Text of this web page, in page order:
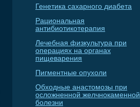
Генетика сахарного диабета
Рациональная
антибиотикотерапия
Лечебная физкультура при
операциях на органах
пищеварения
Пигментные опухоли
Обходные анастомозы при
осложненной желчнокаменной
болезни